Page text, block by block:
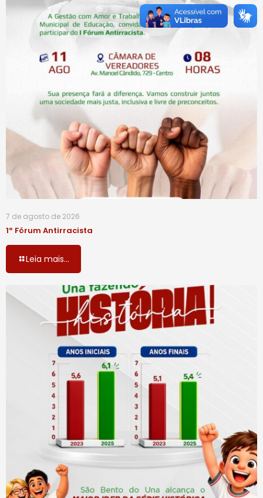
7 de agosto de 2026
1º Fórum Antirracista
Leia mais...